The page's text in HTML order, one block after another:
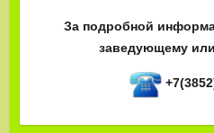
За подробной
заведующему